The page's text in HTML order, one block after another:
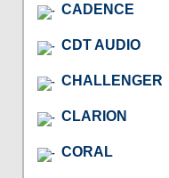
CADENCE
CDT AUDIO
CHALLENGER
CLARION
CORAL